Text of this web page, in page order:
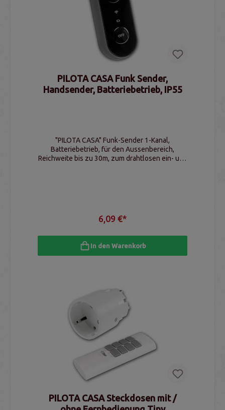
PILOTA CASA Funk Sender,
Handsender, Batteriebetrieb, IP55
"PILOTA CASA" Funk-Sender 1-Kanal,
Batteriebetrieb, für den Aussenbereich,
Reichweite bis zu 30m, zum drahtlosen ein- und
6,09 €*
In den Warenkorb
PILOTA CASA Steckdosen mit /